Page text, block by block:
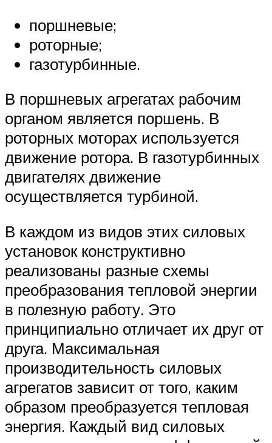
поршневые;
роторные;
газотурбинные.
В поршневых агрегатах рабочим
органом является поршень. В
роторных моторах используется
движение ротора. В газотурбинных
двигателях движение
осуществляется турбиной.
В каждом из видов этих силовых
установок конструктивно
реализованы разные схемы
преобразования тепловой энергии
в полезную работу. Это
принципиально отличает их друг от
друга. Максимальная
производительность силовых
агрегатов зависит от того, каким
образом преобразуется тепловая
энергия. Каждый вид силовых